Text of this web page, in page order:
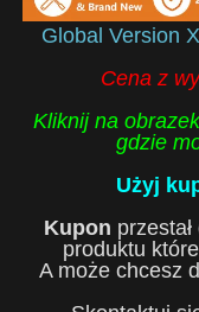
Global Version
Cena z
Kliknij na
gdzie
Użyj
Kupon
produktu
A może chcesz